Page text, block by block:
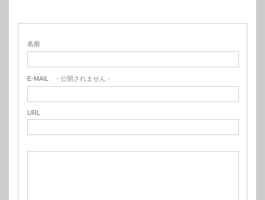
名前
E-MAIL - 公開されません -
URL